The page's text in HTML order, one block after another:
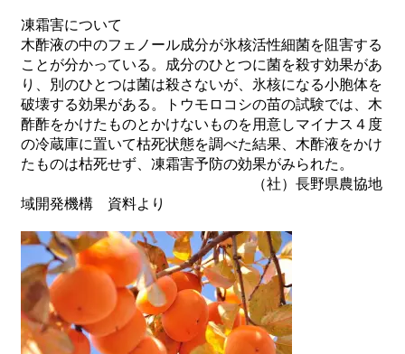
凍霜害について
木酢液の中のフェノール成分が氷核活性細菌を阻害する
ことが分かっている。成分のひとつに菌を殺す効果があ
り、別のひとつは菌は殺さないが、氷核になる小胞体を
破壊する効果がある。トウモロコシの苗の試験では、木
酢酢をかけたものとかけないものを用意しマイナス４度
の冷蔵庫に置いて枯死状態を調べた結果、木酢液をかけ
たものは枯死せず、凍霜害予防の効果がみられた。
（社）長野県農協地
域開発機構 資料より